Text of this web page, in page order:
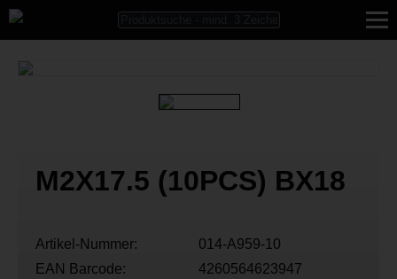
M2X17.5 (10PCS) BX18
Artikel-Nummer:
014-A959-10
EAN Barcode:
4260564623947